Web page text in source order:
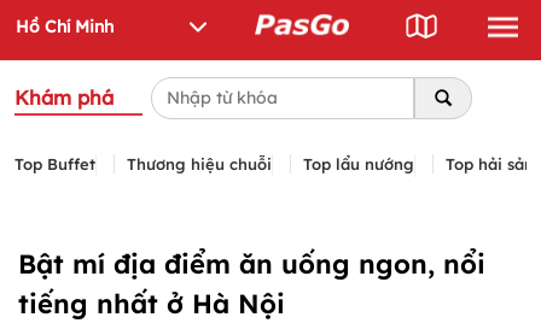
Khám phá
Top Buffet Thương hiệu chuỗi Top lẩu nướng Top hải sản
Bật mí địa điểm ăn uống ngon, nổi
tiếng nhất ở Hà Nội